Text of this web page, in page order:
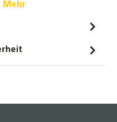
Mehr